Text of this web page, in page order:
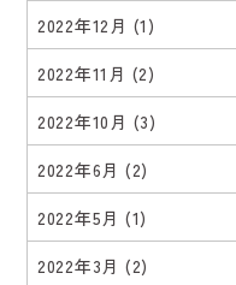
2022年12月 (1)
2022年11月 (2)
2022年10月 (3)
2022年6月 (2)
2022年5月 (1)
2022年3月 (2)